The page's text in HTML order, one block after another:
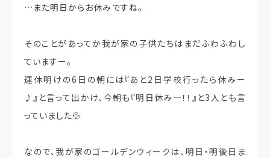
…また明日からお休みですね。
そのことがあってか我が家の子供たちはまだふわふわし
ていますー。
連休明けの6日の朝には『あと2日学校行ったら休みー
♪』と言って出かけ、今朝も『明日休み―！！』と3人とも言
っていました💦
なので、我が家のゴールデンウィークは、明日・明後日ま